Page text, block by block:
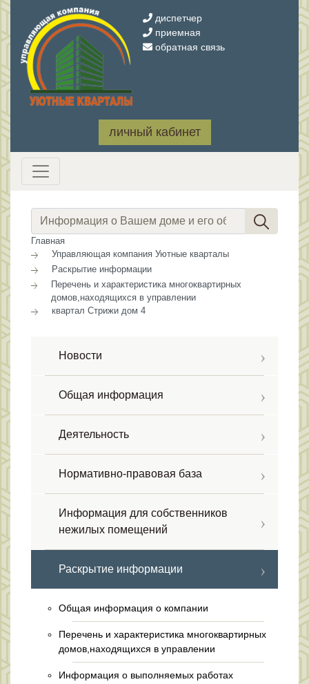
диспетчер
приемная
обратная связь
личный кабинет
Главная
Управляющая компания Уютные кварталы
Раскрытие информации
Перечень и характеристика многоквартирных
домов,находящихся в управлении
квартал Стрижи дом 4
Новости
Общая информация
Деятельность
Нормативно-правовая база
Информация для собственников
нежилых помещений
Раскрытие информации
Общая информация о компании
Перечень и характеристика многоквартирных
домов,находящихся в управлении
Информация о выполняемых работах